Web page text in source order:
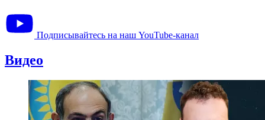
Подписывайтесь на наш YouTube-канал
Видео